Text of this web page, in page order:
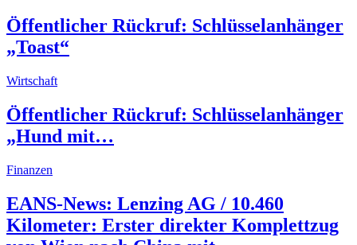
Öffentlicher Rückruf: Schlüsselanhänger
„Toast“
Wirtschaft
Öffentlicher Rückruf: Schlüsselanhänger
„Hund mit…
Finanzen
EANS-News: Lenzing AG / 10.460
Kilometer: Erster direkter Komplettzug